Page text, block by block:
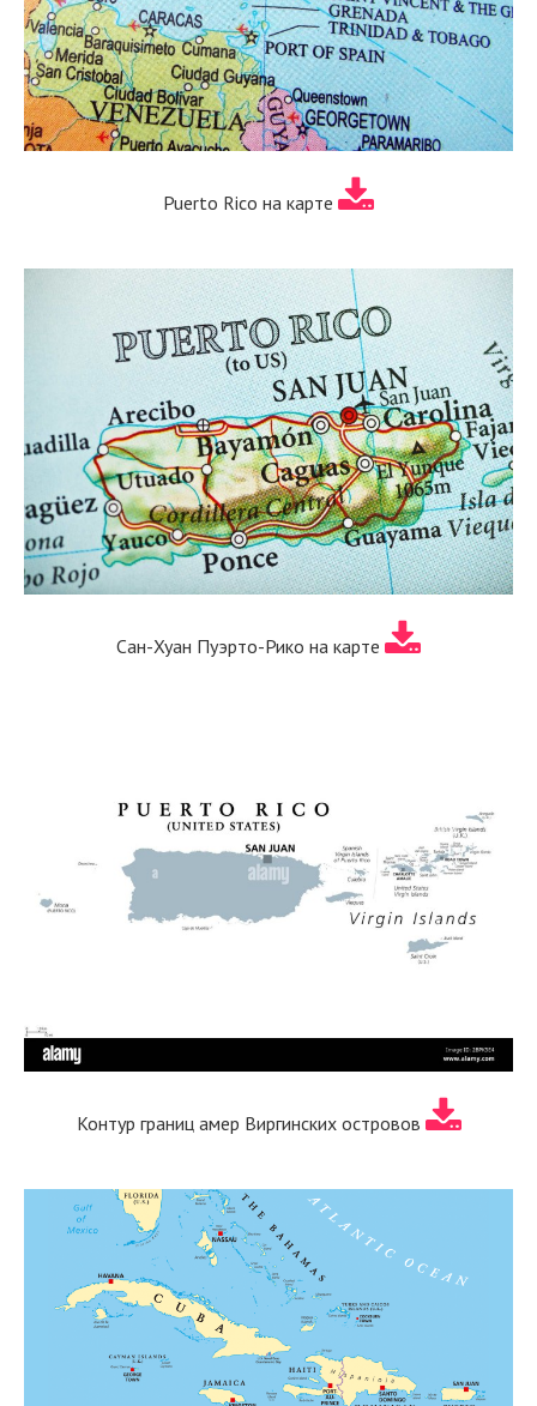
Puerto Rico на карте
Сан-Хуан Пуэрто-Рико на карте
Контур границ амер Виргинских островов